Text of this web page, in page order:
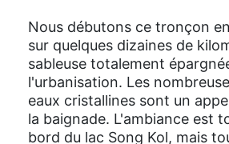
Nous débutons ce tronçon
sur quelques dizaines de
sableuse totalement
l'urbanisation. Les
eaux cristallines sont un
la baignade. L'ambiance est
bord du lac Song Kol, mais